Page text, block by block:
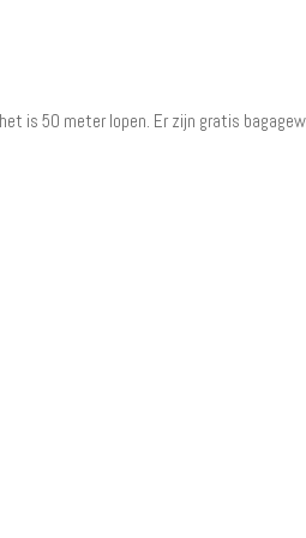
is 50 meter lopen. Er zijn gratis